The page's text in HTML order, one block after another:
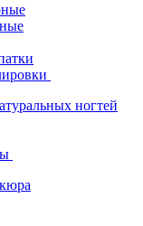
ногтей